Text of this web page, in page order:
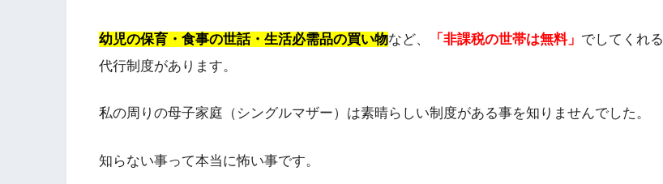
幼児の保育・食事の世話・生活必需品の買い物など、 「非課税の世帯は無料」 でしてくれる
代行制度があります。
私の周りの母子家庭（シングルマザー）は素晴らしい制度がある事を知りませんでした。
知らない事って本当に怖い事です。